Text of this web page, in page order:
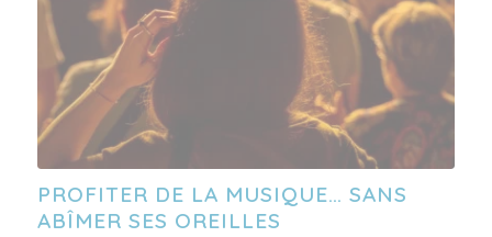
PROFITER DE LA MUSIQUE… SANS
ABÎMER SES OREILLES